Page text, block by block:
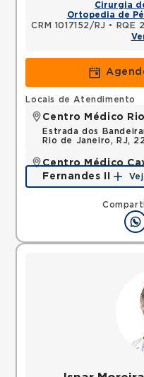
Cirurgia
Ortopedia de
CRM 1017152/RJ •
RQE
Locais de Atendimento
Centro Médico
Estrada dos
Rio de Janeiro, RJ,
Centro Médico
Fernandes II
Rua Silva Fernandes,
Caxias, RJ, 25085015